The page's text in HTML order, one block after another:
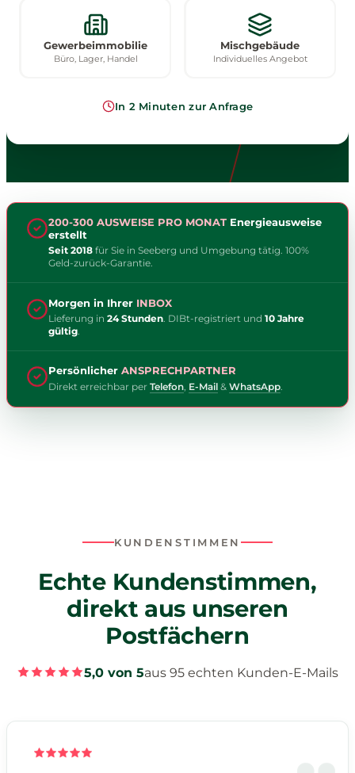
Gewerbeimmobilie
Büro, Lager, Handel
Mischgebäude
Individuelles Angebot
In 2 Minuten zur Anfrage
200-300 AUSWEISE PRO MONAT Energieausweise
erstellt
Seit 2018 für Sie in Seeberg und Umgebung tätig. 100%
Geld-zurück-Garantie.
Morgen in Ihrer INBOX
Lieferung in24 Stunden . DIBt-registriert und10 Jahre
gültig
PersönlicherANSPRECHPARTNER
Direkt erreichbar perTelefon E-Mail &WhatsApp
KUNDENSTIMMEN
Echte Kundenstimmen,
direkt aus unseren
Postfächern
5,0 von 5aus 95 echten Kunden-E-Mails